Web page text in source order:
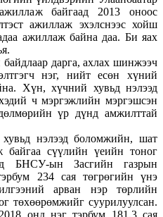
байгаад 2013 оноос
ажиллаж эхэлснээс хойш
ажиллаж байна даа. Би яах
дарга, ахлах шинжээч
нэг, нийт есөн хүний
Хүн, хүчний хувьд нэлээд
ч мэргэжлийн мэргэшсэн
үр дүнд амжилттай
нэлээд боломжийн, шат
байгаа сүүлийн үеийн тоног
БНСУ-ын Засгийн газрын
234 сая төгрөгийн үнэ
арван нэр төрлийн
төхөөрөмжийг суурилуулсан.